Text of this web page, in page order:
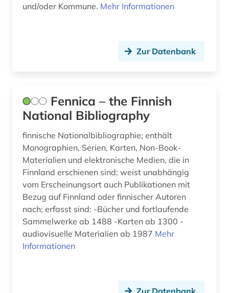
und/oder Kommune. Mehr Informationen
Zur Datenbank
Fennica – the Finnish
National Bibliography
finnische Nationalbibliographie; enthält
Monographien, Serien, Karten, Non-Book-
Materialien und elektronische Medien, die in
Finnland erschienen sind; weist unabhängig
vom Erscheinungsort auch Publikationen mit
Bezug auf Finnland oder finnischer Autoren
nach; erfasst sind: -Bücher und fortlaufende
Sammelwerke ab 1488 -Karten ab 1300 -
audiovisuelle Materialien ab 1987 Mehr
Informationen